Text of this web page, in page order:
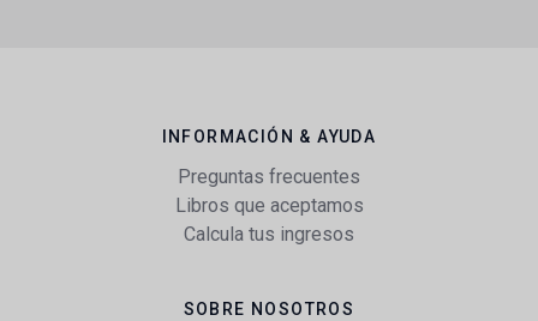
INFORMACIÓN & AYUDA
Preguntas frecuentes
Libros que aceptamos
Calcula tus ingresos
SOBRE NOSOTROS